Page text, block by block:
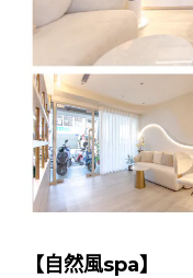
【自然風spa】